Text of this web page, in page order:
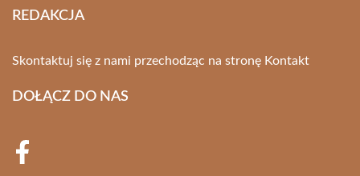
REDAKCJA
Skontaktuj się z nami przechodząc na stronę Kontakt
DOŁĄCZ DO NAS